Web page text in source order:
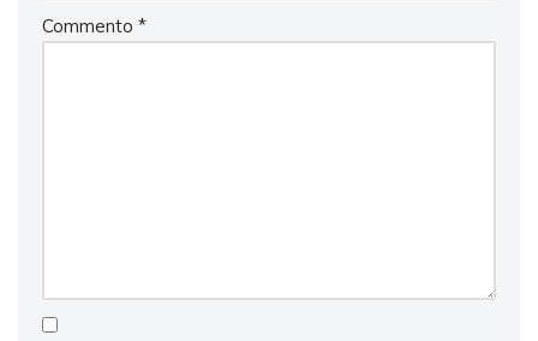
Commento *